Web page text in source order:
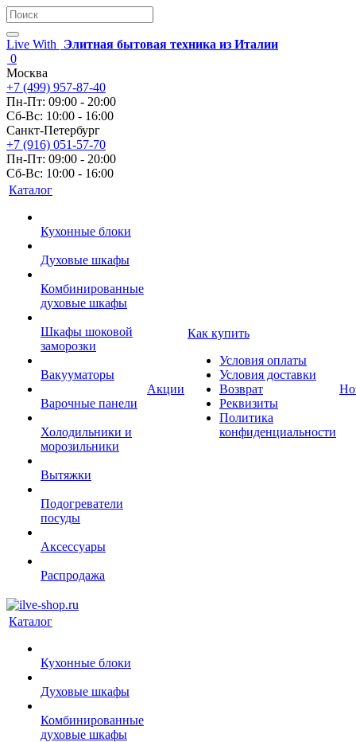
Live With
Элитная бытовая техника из Италии
0
Москва
+7 (499) 957-87-40
Пн-Пт: 09:00 - 20:00
Сб-Вс: 10:00 - 16:00
Санкт-Петербург
+7 (916) 051-57-70
Пн-Пт: 09:00 - 20:00
Сб-Вс: 10:00 - 16:00
Каталог
Кухонные блоки
Духовые шкафы
Комбинированные
духовые шкафы
Шкафы шоковой
заморозки
Вакууматоры
Варочные панели
Холодильники и
морозильники
Вытяжки
Подогреватели
посуды
Аксессуары
Распродажа
Акции
Как купить
Условия оплаты
Условия доставки
Возврат
Реквизиты
Политика
конфиденциальности
Каталог
Кухонные блоки
Духовые шкафы
Комбинированные
духовые шкафы